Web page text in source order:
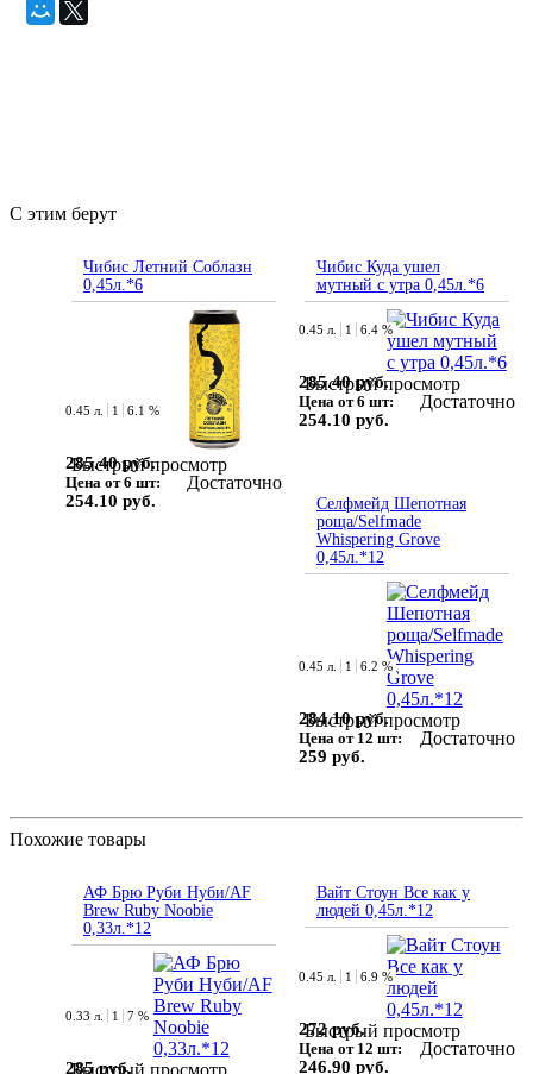
С этим берут
Чибис Летний Соблазн
0,45л.*6
Быстрый просмотр
0.45 л. 1 6.1 %
285.40 руб.
Цена от 6 шт:
254.10 руб.
Достаточно
Чибис Куда ушел
мутный с утра 0,45л.*6
Быстрый просмотр
0.45 л. 1 6.4 %
285.40 руб.
Цена от 6 шт:
254.10 руб.
Достаточно
Селфмейд Шепотная
роща/Selfmade
Whispering Grove
0,45л.*12
Быстрый просмотр
0.45 л. 1 6.2 %
284.10 руб.
Цена от 12 шт:
259 руб.
Достаточно
Похожие товары
АФ Брю Руби Нуби/AF
Brew Ruby Noobie
0,33л.*12
0.33 л. 1 7 %
285 руб.
Вайт Стоун Все как у
людей 0,45л.*12
Быстрый просмотр
0.45 л. 1 6.9 %
272 руб.
Цена от 12 шт:
246.90 руб.
Достаточно